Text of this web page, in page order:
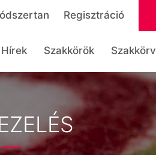
Regisztráció
Hírek Szakkörök